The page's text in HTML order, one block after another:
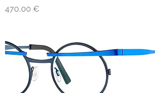
Prezzo
470,00 €